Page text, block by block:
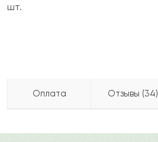
шт.
Оплата Отзывы (34)
С Салмен